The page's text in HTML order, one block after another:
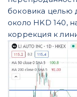
боковика целью
около HKD 140,
коррекция к